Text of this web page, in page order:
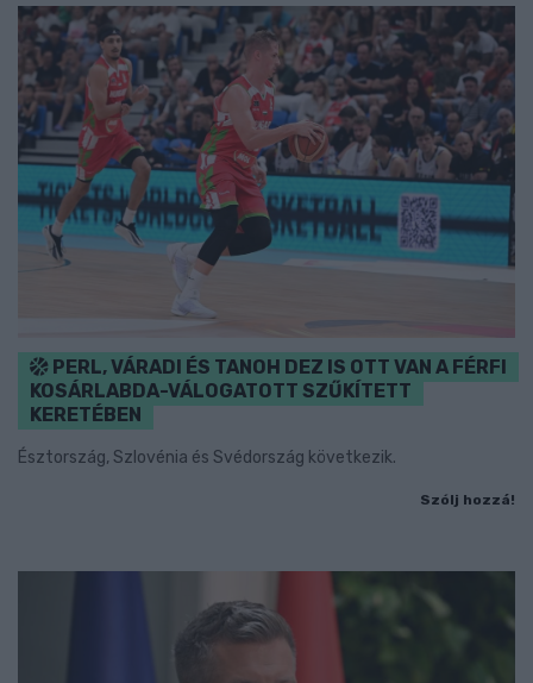
PERL, VÁRADI ÉS TANOH DEZ IS OTT VAN A FÉRFI
KOSÁRLABDA-VÁLOGATOTT SZŰKÍTETT
KERETÉBEN
Észtország, Szlovénia és Svédország következik.
Szólj hozzá!